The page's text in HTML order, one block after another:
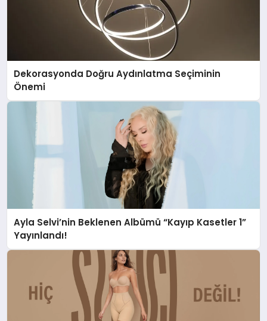
Dekorasyonda Doğru Aydınlatma Seçiminin
Önemi
Ayla Selvi’nin Beklenen Albümü “Kayıp Kasetler 1”
Yayınlandı!